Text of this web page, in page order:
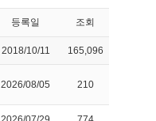
등록일 조회
2018/10/11 165,096
2026/08/05 210